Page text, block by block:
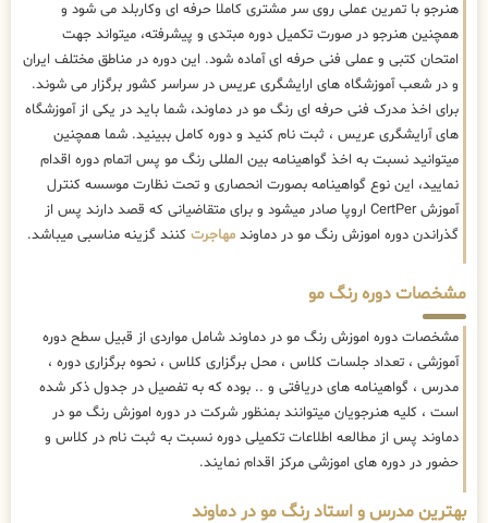
هنرجو با تمرین عملی روی سر مشتری کاملا حرفه ای وکاربلد می شود و
همچنین هنرجو در صورت تکمیل دوره مبتدی و پیشرفته، میتواند جهت
امتحان کتبی و عملی فنی حرفه ای آماده شود. این دوره در مناطق مختلف ایران
و در شعب آموزشگاه های ارایشگری عریس در سراسر کشور برگزار می شوند.
برای اخذ مدرک فنی حرفه ای رنگ مو در دماوند، شما باید در یکی از آموزشگاه
های آرایشگری عریس ، ثبت نام کنید و دوره کامل ببینید. شما همچنین
میتوانید نسبت به اخذ گواهینامه بین المللی رنگ مو پس اتمام دوره اقدام
نمایید، این نوع گواهینامه بصورت انحصاری و تحت نظارت موسسه کنترل
آموزش CertPer اروپا صادر میشود و برای متقاضیانی که قصد دارند پس از
گذراندن دوره اموزش رنگ مو در دماوند مهاجرت کنند گزینه مناسبی میباشد.
مشخصات دوره رنگ مو
مشخصات دوره اموزش رنگ مو در دماوند شامل مواردی از قبیل سطح دوره
آموزشی ، تعداد جلسات کلاس ، محل برگزاری کلاس ، نحوه برگزاری دوره ،
مدرس ، گواهینامه های دریافتی و .. بوده که به تفصیل در جدول ذکر شده
است ، کلیه هنرجویان میتوانند بمنظور شرکت در دوره اموزش رنگ مو در
دماوند پس از مطالعه اطلاعات تکمیلی دوره نسبت به ثبت نام در کلاس و
حضور در دوره های اموزشی مرکز اقدام نمایند.
بهترین مدرس و استاد رنگ مو در دماوند